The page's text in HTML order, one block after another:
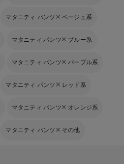
マタニティ パンツ ベージュ系
マタニティ パンツ ブルー系
マタニティ パンツ パープル系
マタニティ パンツ レッド系
マタニティ パンツ オレンジ系
マタニティ パンツ その他